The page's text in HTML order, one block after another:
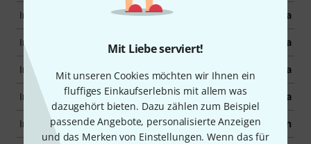
Mit Liebe serviert!
Mit unseren Cookies möchten wir Ihnen ein
fluffiges Einkaufserlebnis mit allem was
dazugehört bieten. Dazu zählen zum Beispiel
passende Angebote, personalisierte Anzeigen
und das Merken von Einstellungen. Wenn das für
Inkl. Kabel Ja
Inkl. Plektren Ja
Inkl. Stimmgerät Ja
Inkl. Gurt Ja
Inkl. Lehrbuch Nein